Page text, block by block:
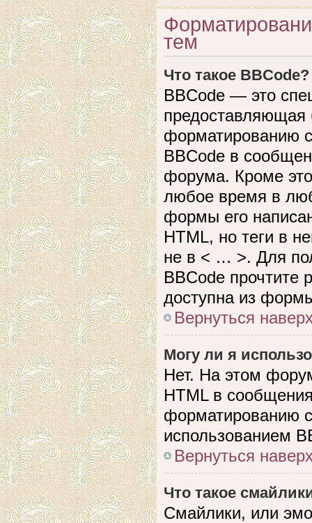
тем
Что такое BBCode?
BBCode — это
предоставляющая
форматированию
BBCode в
форума. Кроме
любое время в
формы его
HTML, но теги в
не в < … >. Для
BBCode прочтите
доступна из
Вернуться
Могу ли я
Нет. На этом
HTML в
форматированию
использованием
Вернуться
Что такое
Смайлики, или